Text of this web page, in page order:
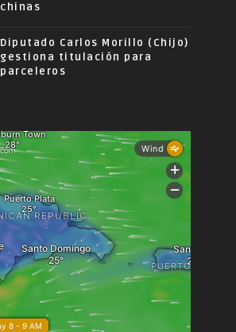
chinas
Diputado Carlos Morillo (Chijo)
gestiona titulación para
parceleros